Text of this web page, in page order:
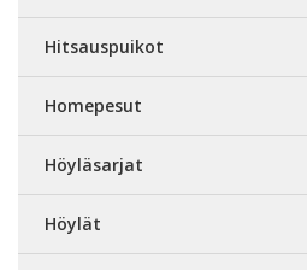
Hitsauspuikot
Homepesut
Höyläsarjat
Höylät